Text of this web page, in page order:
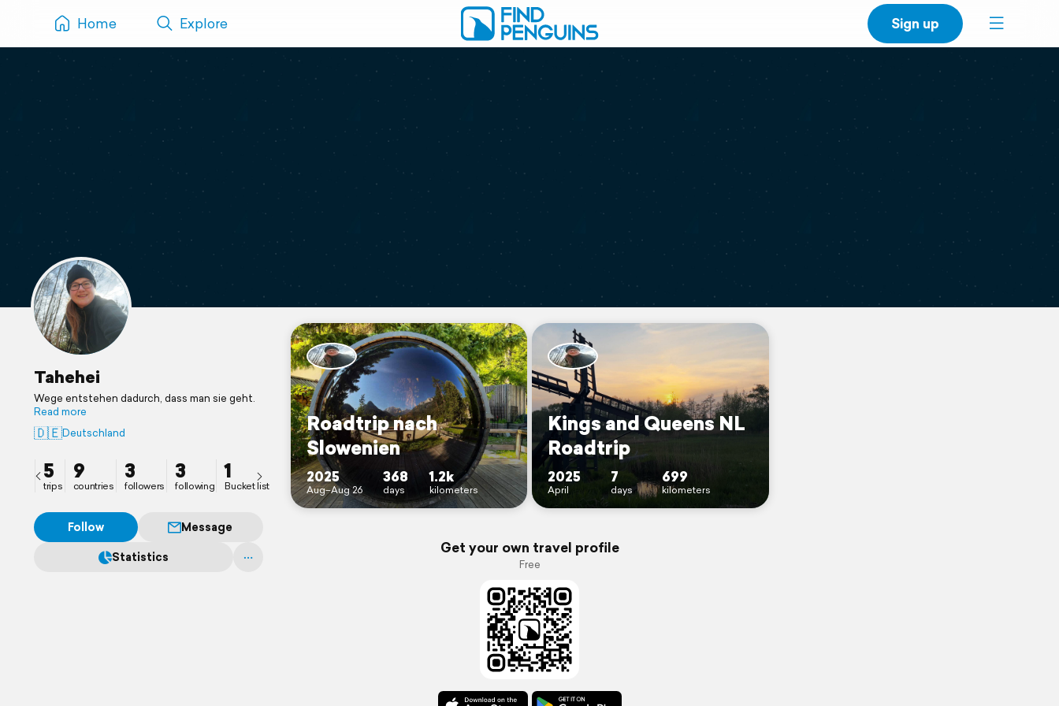
Home Explore Sign up
Tahehei
Wege entstehen dadurch, dass man sie geht.
Read more
🇩🇪Deutschland
5
trips
9
countries
3
followers
3
following
1
Bucket list
Follow
Message
Statistics
Roadtrip nach
Slowenien
2025
Aug–Aug 26
368
days
1.2k
kilometers
Kings and Queens NL
Roadtrip
2025
April
7
days
699
kilometers
Get your own travel profile
Free